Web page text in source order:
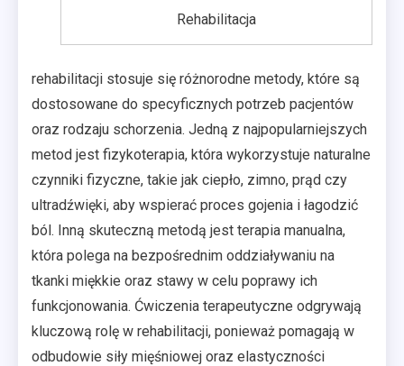
Rehabilitacja
rehabilitacji stosuje się różnorodne metody, które są
dostosowane do specyficznych potrzeb pacjentów
oraz rodzaju schorzenia. Jedną z najpopularniejszych
metod jest fizykoterapia, która wykorzystuje naturalne
czynniki fizyczne, takie jak ciepło, zimno, prąd czy
ultradźwięki, aby wspierać proces gojenia i łagodzić
ból. Inną skuteczną metodą jest terapia manualna,
która polega na bezpośrednim oddziaływaniu na
tkanki miękkie oraz stawy w celu poprawy ich
funkcjonowania. Ćwiczenia terapeutyczne odgrywają
kluczową rolę w rehabilitacji, ponieważ pomagają w
odbudowie siły mięśniowej oraz elastyczności